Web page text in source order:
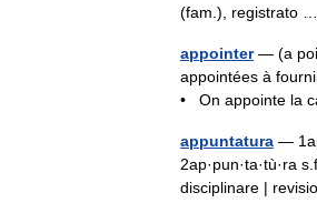
(fam.), registrato
appointer— (a
appointées à
• On appointe la
appuntatura —
2ap·pun·ta·tù·ra
disciplinare |